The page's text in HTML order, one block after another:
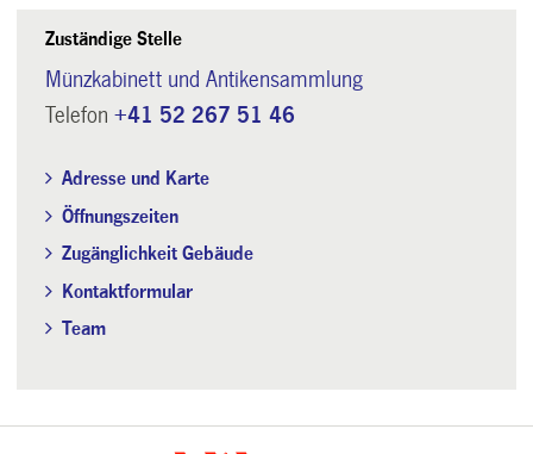
Zuständige Stelle
Münzkabinett und Antikensammlung
Telefon+41 52 267 51 46
Adresse und Karte
Öffnungszeiten
Zugänglichkeit Gebäude
Kontaktformular
Team